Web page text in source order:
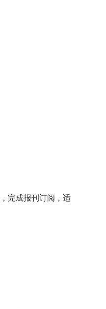
完成报刊订阅，适